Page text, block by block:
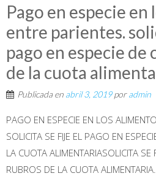
Pago en especie
entre parientes.
pago en especie
de la cuota
Publicada en abril 3, 2019poradmin
PAGO EN ESPECIE EN LOS
SOLICITA SE FIJE EL PAGO EN
LA CUOTA ALIMENTARIASOLICITA SE
RUBROS DE LA CUOTA